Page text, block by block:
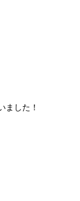
ました！